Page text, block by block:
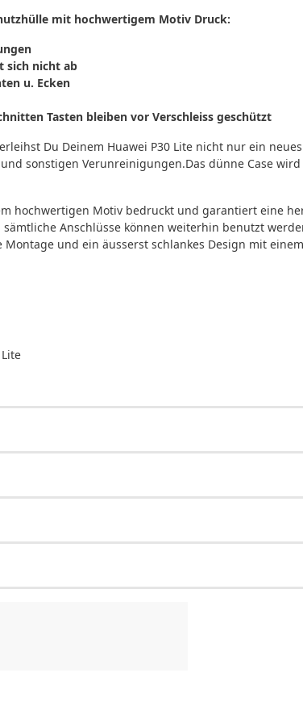
mit hochwertigem Motiv Druck:
sich nicht ab
u. Ecken
Tasten bleiben vor Verschleiss geschützt
Du Deinem Huawei P30 Lite nicht nur ein
sonstigen Verunreinigungen.Das dünne Case
hochwertigen Motiv bedruckt und garantiert eine
Anschlüsse können weiterhin benutzt
und ein äusserst schlankes Design mit